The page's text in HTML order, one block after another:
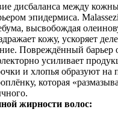
дисбаланса между
эпидермиса.
высвобождая
кожу, ускоряет
Повреждённый барьер
усиливает
и хлопья образуют на
которая
жирности волос: